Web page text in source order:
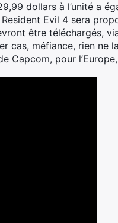
dollars à l’unité a
Evil 4 sera
être téléchargés,
méfiance, rien ne
Capcom, pour